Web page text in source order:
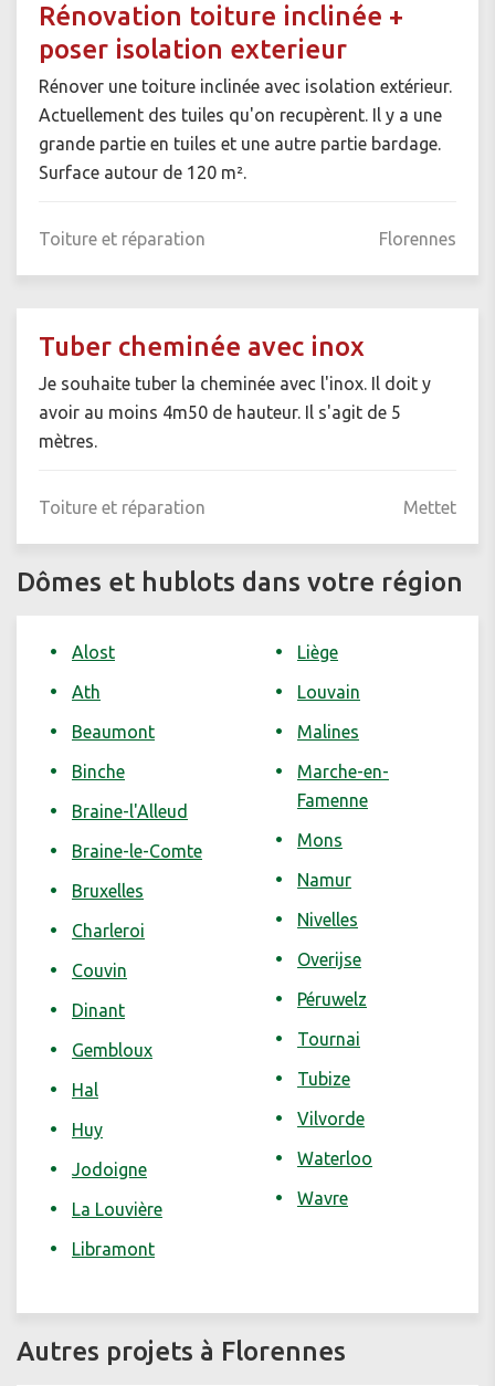
Rénovation toiture inclinée +
poser isolation exterieur
Rénover une toiture inclinée avec isolation extérieur.
Actuellement des tuiles qu'on recupèrent. Il y a une
grande partie en tuiles et une autre partie bardage.
Surface autour de 120 m².
Toiture et réparation Florennes
Tuber cheminée avec inox
Je souhaite tuber la cheminée avec l'inox. Il doit y
avoir au moins 4m50 de hauteur. Il s'agit de 5
mètres.
Toiture et réparation Mettet
Dômes et hublots dans votre région
Alost
Ath
Beaumont
Binche
Braine-l'Alleud
Braine-le-Comte
Bruxelles
Charleroi
Couvin
Dinant
Gembloux
Hal
Huy
Jodoigne
La Louvière
Libramont
Liège
Louvain
Malines
Marche-en-
Famenne
Mons
Namur
Nivelles
Overijse
Péruwelz
Tournai
Tubize
Vilvorde
Waterloo
Wavre
Autres projets à Florennes